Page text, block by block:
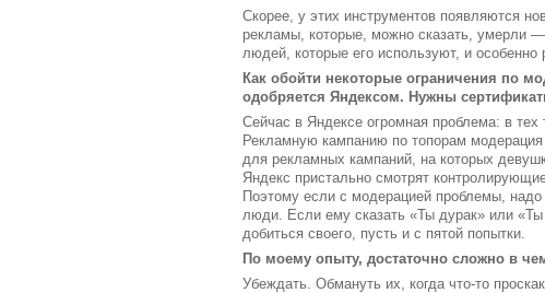
Скорее, у этих инструментов появляются
рекламы, которые, можно сказать, умерли
людей, которые его используют, и
Как обойти некоторые ограничения по
одобряется Яндексом. Нужны
Сейчас в Яндексе огромная проблема: в
Рекламную кампанию по топорам
для рекламных кампаний, на которых
Яндекс пристально смотрят
Поэтому если с модерацией проблемы,
люди. Если ему сказать «Ты дурак» или «Ты
добиться своего, пусть и с пятой попытки.
По моему опыту, достаточно сложно в
Убеждать. Обмануть их, когда что-то